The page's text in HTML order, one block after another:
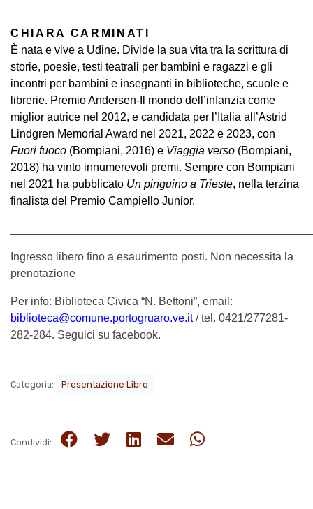
CHIARA CARMINATI
È nata e vive a Udine. Divide la sua vita tra la scrittura di
storie, poesie, testi teatrali per bambini e ragazzi e gli
incontri per bambini e insegnanti in biblioteche, scuole e
librerie. Premio Andersen-Il mondo dell’infanzia come
miglior autrice nel 2012, e candidata per l’Italia all’Astrid
Lindgren Memorial Award nel 2021, 2022 e 2023, con
Fuori fuoco (Bompiani, 2016) e Viaggia verso (Bompiani,
2018) ha vinto innumerevoli premi. Sempre con Bompiani
nel 2021 ha pubblicato Un pinguino a Trieste, nella terzina
finalista del Premio Campiello Junior.
Ingresso libero fino a esaurimento posti. Non necessita la
prenotazione
Per info: Biblioteca Civica “N. Bettoni”, email:
biblioteca@comune.portogruaro.ve.it/ tel. 0421/277281-
282-284. Seguici su facebook.
Categoria: Presentazione Libro
Condividi: